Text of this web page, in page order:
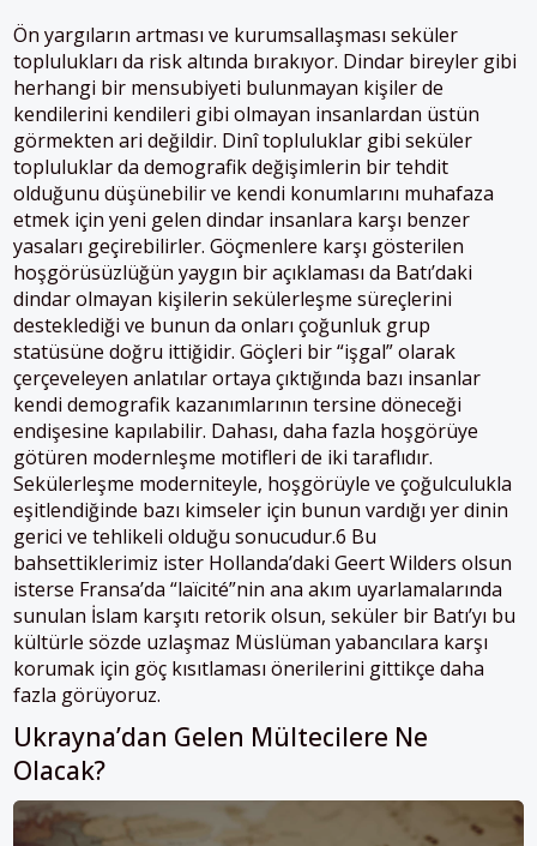
Ön yargıların artması ve kurumsallaşması seküler
toplulukları da risk altında bırakıyor. Dindar bireyler gibi
herhangi bir mensubiyeti bulunmayan kişiler de
kendilerini kendileri gibi olmayan insanlardan üstün
görmekten ari değildir. Dinî topluluklar gibi seküler
topluluklar da demografik değişimlerin bir tehdit
olduğunu düşünebilir ve kendi konumlarını muhafaza
etmek için yeni gelen dindar insanlara karşı benzer
yasaları geçirebilirler. Göçmenlere karşı gösterilen
hoşgörüsüzlüğün yaygın bir açıklaması da Batı’daki
dindar olmayan kişilerin sekülerleşme süreçlerini
desteklediği ve bunun da onları çoğunluk grup
statüsüne doğru ittiğidir. Göçleri bir “işgal” olarak
çerçeveleyen anlatılar ortaya çıktığında bazı insanlar
kendi demografik kazanımlarının tersine döneceği
endişesine kapılabilir. Dahası, daha fazla hoşgörüye
götüren modernleşme motifleri de iki taraflıdır.
Sekülerleşme moderniteyle, hoşgörüyle ve çoğulculukla
eşitlendiğinde bazı kimseler için bunun vardığı yer dinin
gerici ve tehlikeli olduğu sonucudur.6 Bu
bahsettiklerimiz ister Hollanda’daki Geert Wilders olsun
isterse Fransa’da “laïcité”nin ana akım uyarlamalarında
sunulan İslam karşıtı retorik olsun, seküler bir Batı’yı bu
kültürle sözde uzlaşmaz Müslüman yabancılara karşı
korumak için göç kısıtlaması önerilerini gittikçe daha
fazla görüyoruz.
Ukrayna’dan Gelen Mültecilere Ne
Olacak?